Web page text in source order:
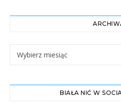
Archiwa
BIAŁA NIĆ W